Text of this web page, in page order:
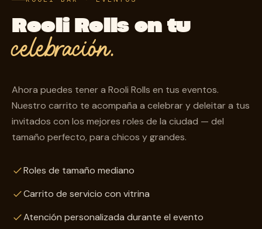
Rooli Rolls en tu
celebración.
Ahora puedes tener a Rooli Rolls en tus eventos.
Nuestro carrito te acompaña a celebrar y deleitar a tus
invitados con los mejores roles de la ciudad — del
tamaño perfecto, para chicos y grandes.
Roles de tamaño mediano
Carrito de servicio con vitrina
Atención personalizada durante el evento